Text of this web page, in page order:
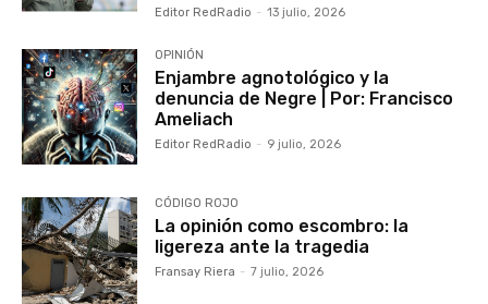
Editor RedRadio - 13 julio, 2026
OPINIÓN
Enjambre agnotológico y la
denuncia de Negre | Por: Francisco
Ameliach
Editor RedRadio - 9 julio, 2026
CÓDIGO ROJO
La opinión como escombro: la
ligereza ante la tragedia
Fransay Riera - 7 julio, 2026